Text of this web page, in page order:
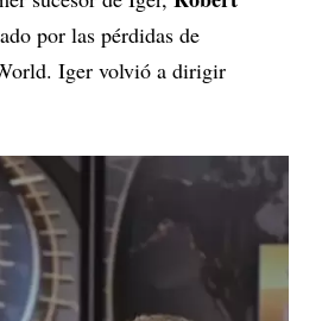
por las pérdidas de
Iger volvió a dirigir